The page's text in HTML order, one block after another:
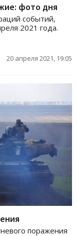
фото дня
событий,
2021 года.
20 апреля 2021, 19:05
поражения